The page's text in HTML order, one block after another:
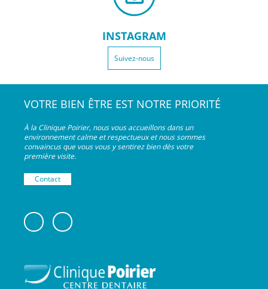
INSTAGRAM
Suivez-nous
VOTRE BIEN ÊTRE EST NOTRE PRIORITÉ
À la Clinique Poirier, nous vous accueillons dans un
environnement calme et respectueux et nous sommes
convaincus que vous vous y sentirez bien dès votre
première visite.
Contact